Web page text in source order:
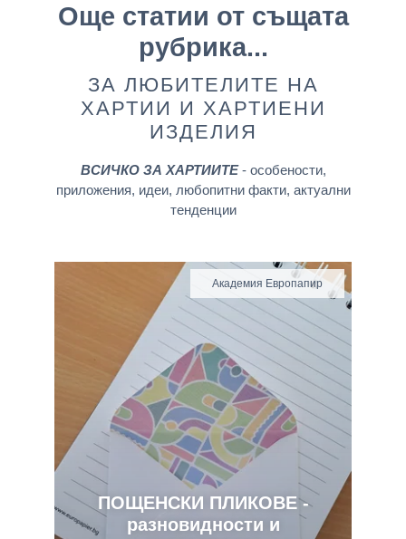
Още статии от същата
рубрика...
ЗА ЛЮБИТЕЛИТЕ НА
ХАРТИИ И ХАРТИЕНИ
ИЗДЕЛИЯ
ВСИЧКО ЗА ХАРТИИТЕ- особености,
приложения, идеи, любопитни факти, актуални
тенденции
Академия Европапир
ПОЩЕНСКИ ПЛИКОВЕ -
разновидности и